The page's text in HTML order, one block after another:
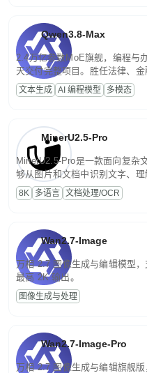
Qwen3.8-Max
2.4万亿参数MoE旗舰，编程与
天交付完整项目。胜任法律、
话端到端交付生产级成果。原生
程，支持超长文档与长视频的深
文本生成 AI 编程模型 多模态
MinerU2.5-Pro
MinerU2.5-Pro是一款面向复杂
够从图片和文档中识别文字、
为便于存储、检索和二次处理的
8K 多语言 文档处理/OCR
Wan2.7-Image
万相 2.7 图像生成与编辑模型
最高 2K 输出。
图像生成与处理
Wan2.7-Image-Pro
万相 2.7 图像生成与编辑旗舰